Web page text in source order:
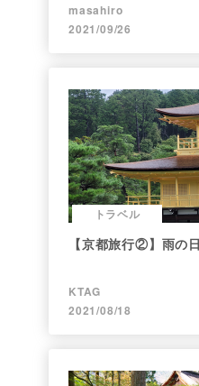
masahiro
2021/09/26
トラベル
【京都旅行②】雨の
KTAG
2021/08/18